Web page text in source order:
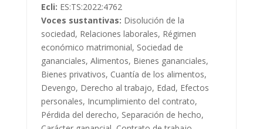
Ecli: ES:TS:2022:4762
Voces sustantivas: Disolución de la
sociedad, Relaciones laborales, Régimen
económico matrimonial, Sociedad de
gananciales, Alimentos, Bienes gananciales,
Bienes privativos, Cuantía de los alimentos,
Devengo, Derecho al trabajo, Edad, Efectos
personales, Incumplimiento del contrato,
Pérdida del derecho, Separación de hecho,